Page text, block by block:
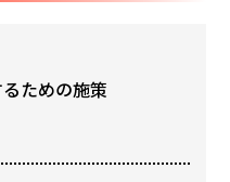
ための施策